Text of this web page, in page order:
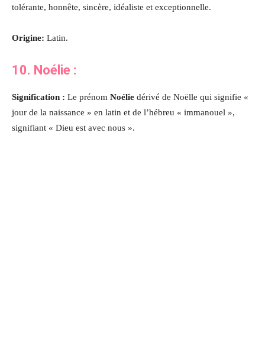
tolérante, honnête, sincère, idéaliste et exceptionnelle.
Origine: Latin.
10. Noélie :
Signification : Le prénom Noélie dérivé de Noëlle qui signifie «
jour de la naissance » en latin et de l’hébreu « immanouel »,
signifiant « Dieu est avec nous ».